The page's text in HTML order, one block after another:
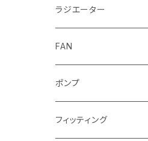
Intel
AMD
GPUウォーターブロック
NVIDIA
AMD
モノブロック
EK-RESチューブ（交換用
EK-D5 Series
ディストロプレート
ラジエーター
ラジエーターサイズ
ラジエーターサイズ
ラジエーターサイズ
FAN
FANサイズ120mm
FANサイズ140mm
ポンプ
ディストロプレート
フィッティング